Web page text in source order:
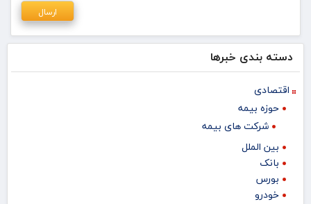
دسته بندی خبرها
اقتصادی
حوزه بیمه
شرکت های بیمه
بین الملل
بانک
بورس
خودرو